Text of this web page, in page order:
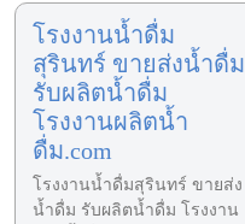
โรงงานน้ำดื่ม
สุรินทร์ ขายส่งน้ำดื่ม
รับผลิตน้ำดื่ม
โรงงานผลิตน้ำ
ดื่ม.com
โรงงานน้ำดื่มสุรินทร์ ขายส่ง
น้ำดื่ม รับผลิตน้ำดื่ม โรงงาน